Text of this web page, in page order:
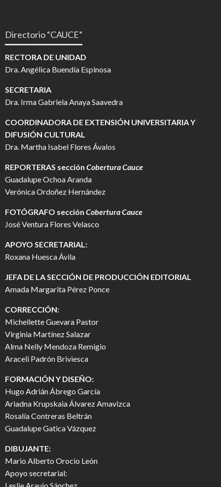
Directorio “CAUCE”
RECTORA DE UNIDAD
Dra. Angélica Buendía Espinosa
SECRETARIA
Dra. Irma Gabriela Anaya Saavedra
COORDINADORA DE EXTENSIÓN UNIVERSITARIA Y
DIFUSIÓN CULTURAL
Dra. Martha Isabel Flores Ávalos
REPORTERAS sección Cobertura Cauce
Guadalupe Ochoa Aranda
Verónica Ordoñez Hernández
FOTÓGRAFO sección Cobertura Cauce
José Ventura Flores Velasco
APOYO SECRETARIAL:
Roxana Huesca Ávila
JEFA DE LA SECCIÓN DE PRODUCCIÓN EDITORIAL
Amada Margarita Pérez Ponce
CORRECCIÓN:
Michellette Guevara Pastor
Virginia Martínez Salazar
Alma Nelly Mendoza Remigio
Araceli Padrón Briviesca
FORMACIÓN Y DISEÑO:
Hugo Adrián Ábrego García
Ariadna Krupskaia Álvarez Amavizca
Rosalía Contreras Beltrán
Guadalupe Gatica Vázquez
DIBUJANTE:
Mario Alberto Orocio León
Apoyo secretarial: